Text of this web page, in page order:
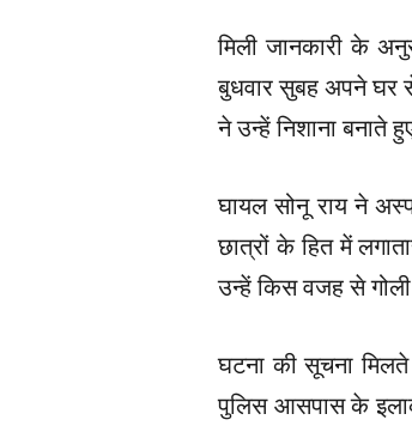
मिली जानकारी के
बुधवार सुबह अपने घर
ने उन्हें निशाना बनाते
घायल सोनू राय ने
छात्रों के हित में
उन्हें किस वजह से गोली
घटना की सूचना
पुलिस आसपास के